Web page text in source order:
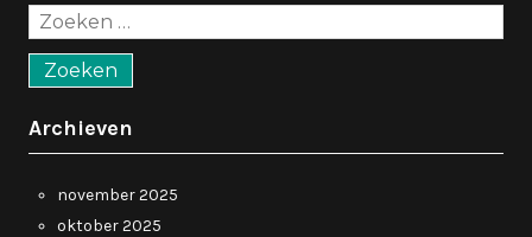
Zoeken
naar:
Archieven
november 2025
oktober 2025